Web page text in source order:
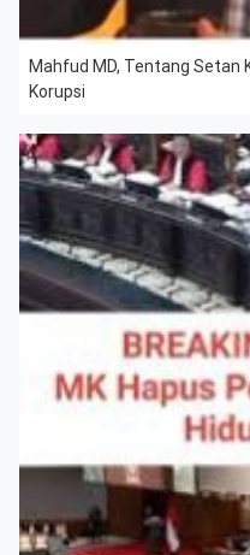
Mahfud MD, Tentang Setan
Korupsi